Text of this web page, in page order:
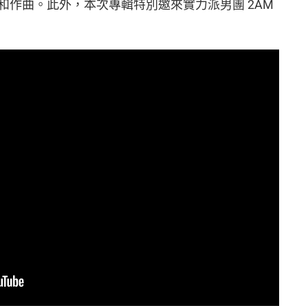
作曲。此外，本次專輯特別邀來實力派男團 2AM